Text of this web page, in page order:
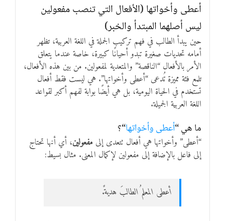
أعطى وأخواتها (الأفعال التي تنصب مفعولين
ليس أصلهما المبتدأ والخبر)
حين يبدأ الطالب في فهم تركيب الجملة في اللغة العربية، تظهر
أمامه تحديات صغيرة تبدو أحيانًا كبيرة، خاصة عندما يتعلق
الأمر بالأفعال “الناقصة” والمتعدية لمفعولين. من بين هذه الأفعال،
تلمع فئة مميزة تُدعى “أعطى وأخواتها”. هي ليست فقط أفعال
تستخدم في الحياة اليومية، بل هي أيضًا بوابة لفهم أكبر لقواعد
اللغة العربية الجميلة.
ما هي “أعطى وأخواتها“؟
“أعطى” وأخواتها هي أفعال تتعدى إلى مفعولين، أي أنها تحتاج
إلى فاعل بالإضافة إلى مفعولين لإكمال المعنى. مثال بسيط:
أعطى المعلمُ الطالبَ هديةً.